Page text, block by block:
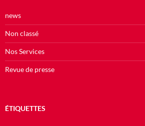
news
Non classé
Nos Services
Revue de presse
ÉTIQUETTES